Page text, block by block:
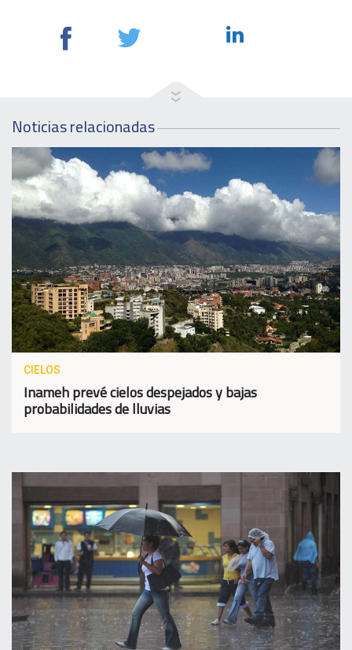
Noticias relacionadas
CIELOS
Inameh prevé cielos despejados y bajas
probabilidades de lluvias